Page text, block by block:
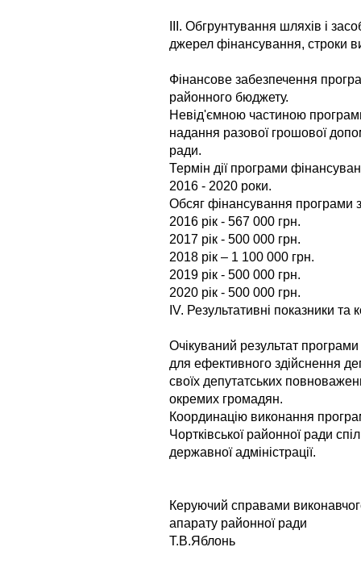
ІІІ. Обгрунтування шляхів і
джерел фінансування, строки
Фінансове забезпечення
районного бюджету.
Невід'ємною частиною
надання разової грошової
ради.
Термін дії програми
2016 - 2020 роки.
Обсяг фінансування програми
2016 рік - 567 000 грн.
2017 рік - 500 000 грн.
2018 рік – 1 100 000 грн.
2019 рік - 500 000 грн.
2020 рік - 500 000 грн.
ІV. Результативні показники
Очікуваний результат
для ефективного здійснення
своїх депутатських
окремих громадян.
Координацію виконання
Чортківської районної ради
державної адміністрації.
Керуючий справами
апарату
Т.В.Яблонь